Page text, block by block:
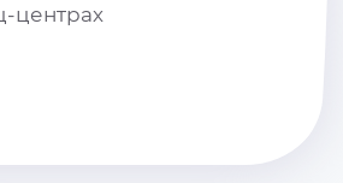
центрах